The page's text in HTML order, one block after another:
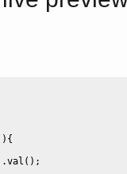
) {
.val ( ) ;